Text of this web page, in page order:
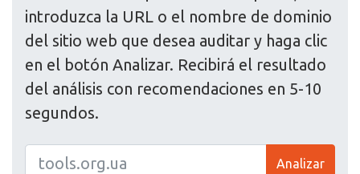
introduzca la URL o el nombre de dominio
del sitio web que desea auditar y haga clic
en el botón Analizar. Recibirá el resultado
del análisis con recomendaciones en 5-10
segundos.
Analizar